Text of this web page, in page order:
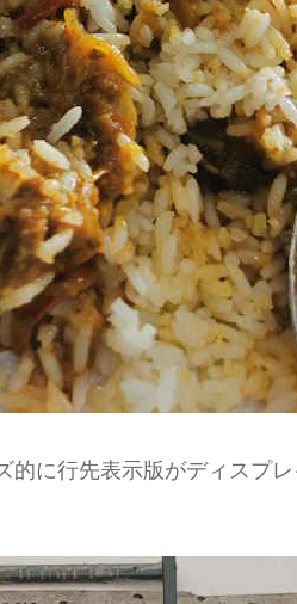
的に行先表示版がディスプ